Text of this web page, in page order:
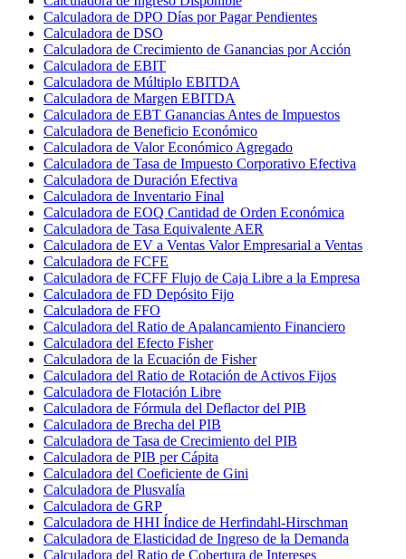
Calculadora de DPO Días por Pagar Pendientes
Calculadora de DSO
Calculadora de Crecimiento de Ganancias por Acción
Calculadora de EBIT
Calculadora de Múltiplo EBITDA
Calculadora de Margen EBITDA
Calculadora de EBT Ganancias Antes de Impuestos
Calculadora de Beneficio Económico
Calculadora de Valor Económico Agregado
Calculadora de Tasa de Impuesto Corporativo Efectiva
Calculadora de Duración Efectiva
Calculadora de Inventario Final
Calculadora de EOQ Cantidad de Orden Económica
Calculadora de Tasa Equivalente AER
Calculadora de EV a Ventas Valor Empresarial a Ventas
Calculadora de FCFE
Calculadora de FCFF Flujo de Caja Libre a la Empresa
Calculadora de FD Depósito Fijo
Calculadora de FFO
Calculadora del Ratio de Apalancamiento Financiero
Calculadora del Efecto Fisher
Calculadora de la Ecuación de Fisher
Calculadora del Ratio de Rotación de Activos Fijos
Calculadora de Flotación Libre
Calculadora de Fórmula del Deflactor del PIB
Calculadora de Brecha del PIB
Calculadora de Tasa de Crecimiento del PIB
Calculadora de PIB per Cápita
Calculadora del Coeficiente de Gini
Calculadora de Plusvalía
Calculadora de GRP
Calculadora de HHI Índice de Herfindahl-Hirschman
Calculadora de Elasticidad de Ingreso de la Demanda
Calculadora del Ratio de Cobertura de Intereses